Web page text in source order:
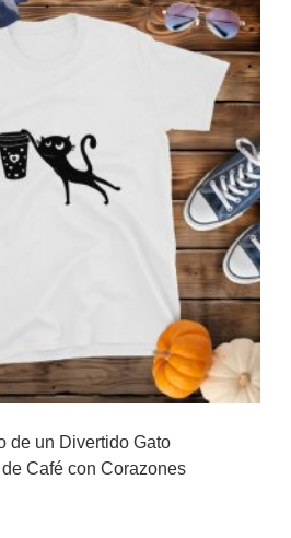
de un Divertido Gato
Café con Corazones